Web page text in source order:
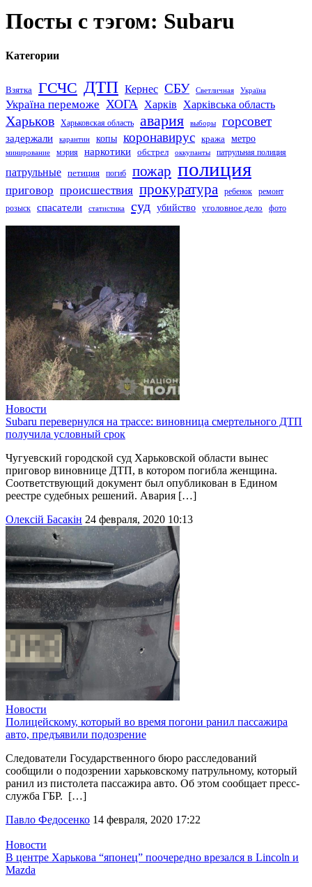
Посты с тэгом: Subaru
Категории
Взятка ГСЧС ДТП Кернес СБУ Светличная Україна
Україна переможе ХОГА Харків Харківська область
Харьков Харьковская область авария выборы горсовет
задержали карантин копы коронавирус кража метро
минирование мэрия наркотики обстрел оккупанты патрульная полиция
патрульные петиция погиб пожар полиция
приговор происшествия прокуратура ребенок
ремонт
розыск
спасатели статистика суд убийство уголовное дело фото
Новости
Subaru перевернулся на трассе: виновница смертельного ДТП
получила условный срок
Чугуевский городской суд Харьковской области вынес
приговор виновнице ДТП, в котором погибла женщина.
Соответствующий документ был опубликован в Едином
реестре судебных решений. Авария […]
Олексій Басакін 24 февраля, 2020 10:13
Новости
Полицейскому, который во время погони ранил пассажира
авто, предъявили подозрение
Следователи Государственного бюро расследований
сообщили о подозрении харьковскому патрульному, который
ранил из пистолета пассажира авто. Об этом сообщает пресс-
служба ГБР. […]
Павло Федосенко 14 февраля, 2020 17:22
Новости
В центре Харькова “японец” поочередно врезался в Lincoln и
Mazda